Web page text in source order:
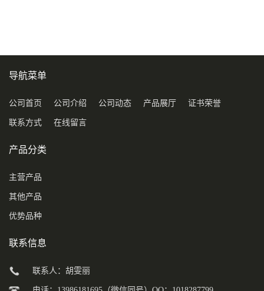
导航菜单
公司首页 公司介绍 公司动态 产品展厅 证书荣誉
联系方式 在线留言
产品分类
主营产品
其他产品
优势品种
联系信息
联系人：胡雯丽